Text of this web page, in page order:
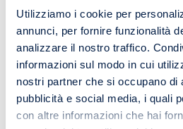
Utilizziamo i cookie per
annunci, per fornire funzionalità
analizzare il nostro traffico.
informazioni sul modo in cui
nostri partner che si occupano di
pubblicità e social media, i quali
con altre informazioni che hai
FUTURO
MAINTENANCE
AFFIDABILITÀ DEGLI
CONTINUITÀ
MANUTENZIONE